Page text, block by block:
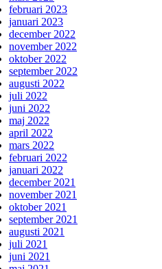
februari 2023
januari 2023
december 2022
november 2022
oktober 2022
september 2022
augusti 2022
juli 2022
juni 2022
maj 2022
april 2022
mars 2022
februari 2022
januari 2022
december 2021
november 2021
oktober 2021
september 2021
augusti 2021
juli 2021
juni 2021